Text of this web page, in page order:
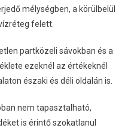
mélységben, a körülbelül
felett.
partközeli sávokban és a
ezeknél az értékeknél
északi és déli oldalán is.
nem tapasztalható,
is érintő szokatlanul